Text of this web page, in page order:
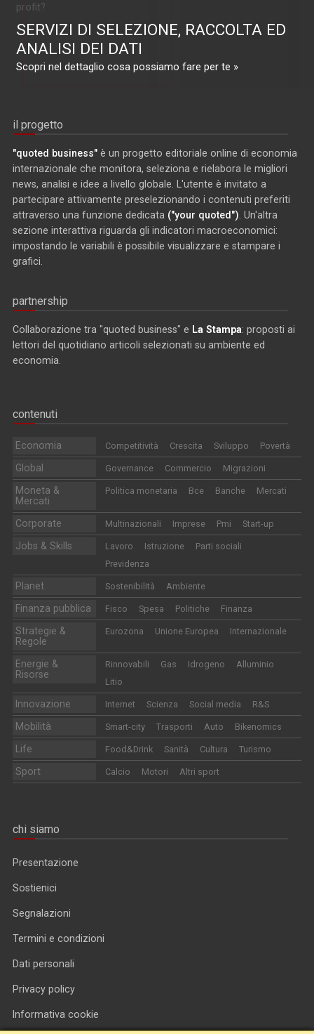
profit?
SERVIZI DI SELEZIONE, RACCOLTA ED
ANALISI DEI DATI
Scopri nel dettaglio cosa possiamo fare per te »
il progetto
"quoted business" è un progetto editoriale online di economia
internazionale che monitora, seleziona e rielabora le migliori
news, analisi e idee a livello globale. L'utente è invitato a
partecipare attivamente preselezionando i contenuti preferiti
attraverso una funzione dedicata ("your quoted"). Un'altra
sezione interattiva riguarda gli indicatori macroeconomici:
impostando le variabili è possibile visualizzare e stampare i
grafici.
partnership
Collaborazione tra "quoted business" e La Stampa: proposti ai
lettori del quotidiano articoli selezionati su ambiente ed
economia.
contenuti
Economia Competitività Crescita Sviluppo Povertà
Global Governance Commercio Migrazioni
Moneta &
Mercati
Politica monetaria Bce Banche Mercati
Corporate Multinazionali Imprese Pmi Start-up
Jobs & Skills Lavoro Istruzione
Parti sociali
Previdenza
Planet Sostenibilità Ambiente
Finanza pubblica Fisco Spesa Politiche Finanza
Strategie &
Regole
Eurozona Unione Europea Internazionale
Energie &
Risorse
Rinnovabili Gas Idrogeno
Alluminio
Litio
Innovazione Internet Scienza Social media R&S
Mobilità Smart-city Trasporti Auto Bikenomics
Life Food&Drink Sanità Cultura Turismo
Sport Calcio Motori Altri sport
chi siamo
Presentazione
Sostienici
Segnalazioni
Termini e condizioni
Dati personali
Privacy policy
Informativa cookie